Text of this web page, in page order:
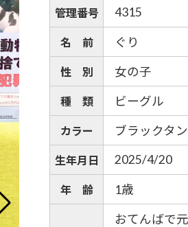
管理番号 4315
名 前 ぐり
性 別 女の子
種 類 ビーグル
カラー ブラックタ
生年月日 2025/4/20
年 齢 1歳
おてんばで